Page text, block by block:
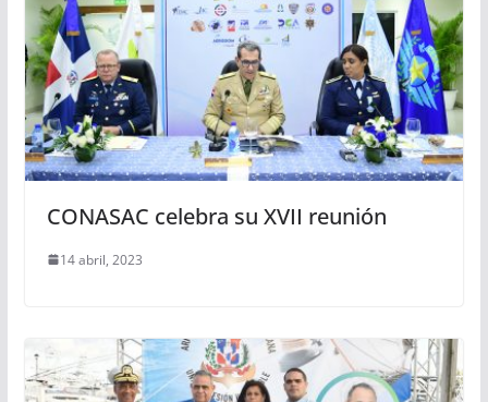
CONASAC celebra su XVII reunión
14 abril, 2023